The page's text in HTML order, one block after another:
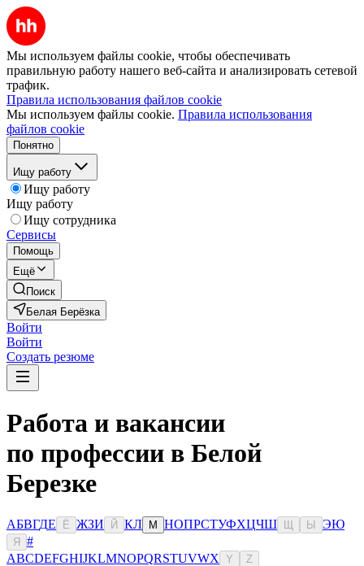
Мы используем файлы cookie, чтобы обеспечивать
правильную работу нашего веб-сайта и анализировать сетевой
трафик.
Правила использования файлов cookie
Мы используем файлы cookie. Правила использования
файлов cookie
Понятно
Ищу работу
Ищу работу
Ищу работу
Ищу сотрудника
Сервисы
Помощь
Ещё
Поиск
Белая Берёзка
Войти
Войти
Создать резюме
Работа и вакансии
по профессии в Белой
Березке
АБВГДЕ Ё ЖЗИ Й КЛ М НОПРСТУФХЦЧШ Ы ЭЮ
Я
#
ABCDEFGHIJKLMNOPQRSTUVWX Y Z